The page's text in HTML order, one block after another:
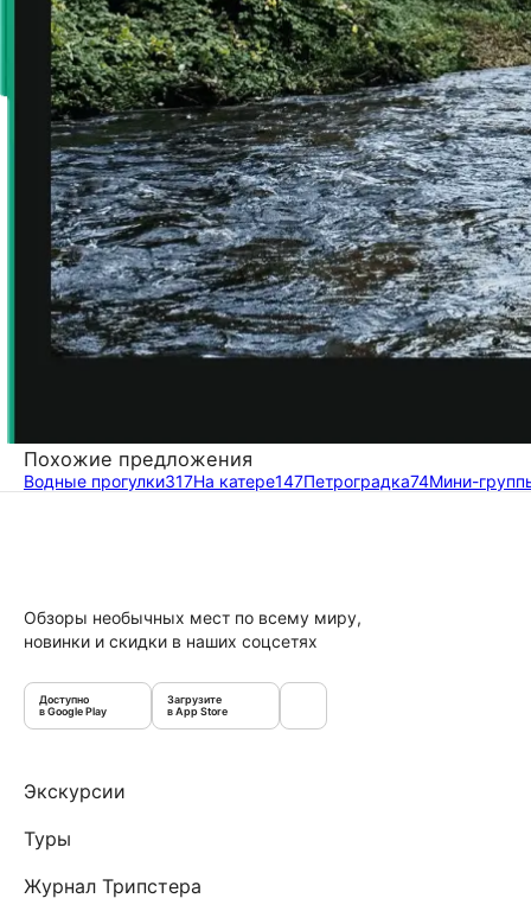
Похожие предложения
Водные прогулки317На катере147Петроградка74Мини-
Обзоры необычных мест по всему миру,
новинки и скидки в наших соцсетях
Доступно
в Google Play
Загрузите
в App Store
Экскурсии
Туры
Журнал Трипстера